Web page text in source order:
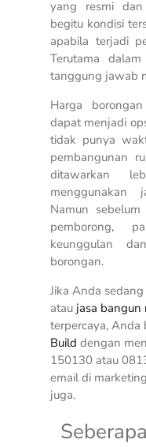
yang resmi
begitu kondisi
apabila terjadi
Terutama
tanggung jawab
Harga
dapat menjadi
tidak punya
pembangunan
ditawarkan
menggunakan
Namun
pemborong,
keunggulan
borongan.
Jika Anda
atau jasa bangun
terpercaya, Anda
Build dengan
150130 atau
email di
juga.